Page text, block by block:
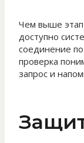
Чем выше этап
доступно
соединение
проверка
запрос и